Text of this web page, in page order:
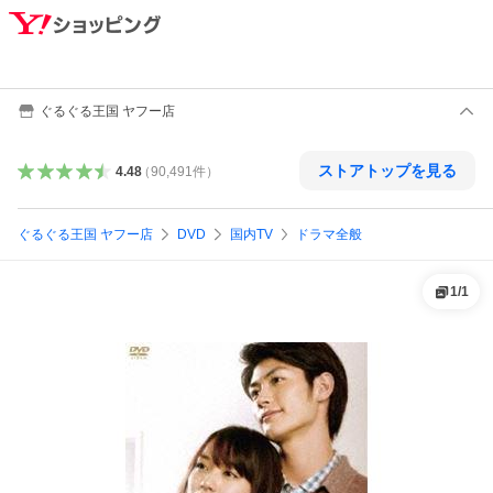
ぐるぐる王国 ヤフー店
4.48（90,491件） ストアトップを見る
ぐるぐる王国 ヤフー店 DVD 国内TV ドラマ全般
1/1